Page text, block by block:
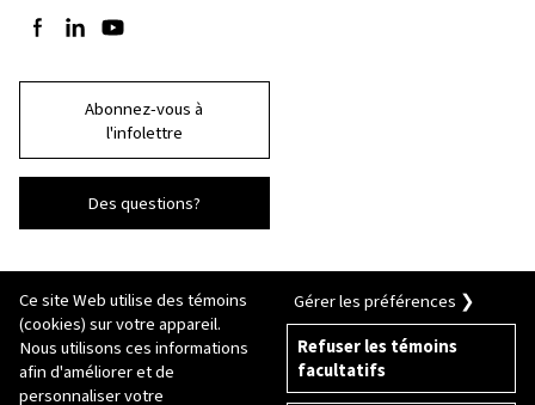
Suivez-nous sur Facebook
Suivez-nous sur LinkedIn
Suivez-nous sur Youtube
Abonnez-vous à
l'infolettre
Des questions?
© 2026 Université Laval
Tous droits réservés
Ce site Web utilise des témoins
(cookies) sur votre appareil.
Nous utilisons ces informations
afin d'améliorer et de
personnaliser votre
Gérer les préférences ❯
Refuser les témoins
facultatifs